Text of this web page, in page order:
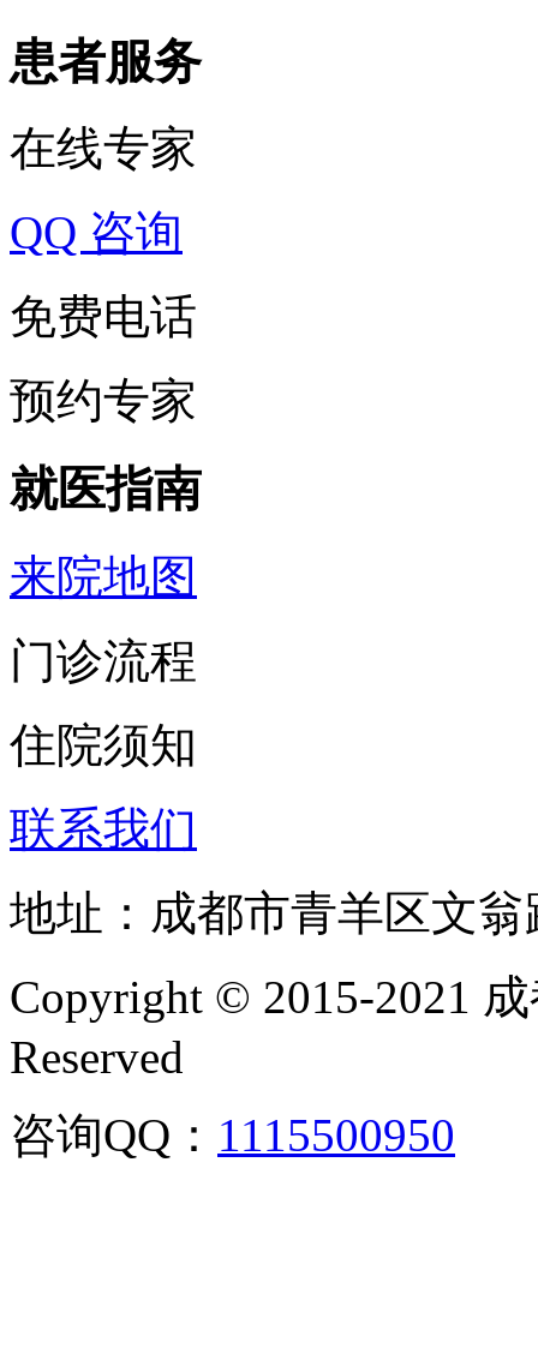
患者服务
在线专家
QQ 咨询
免费电话
预约专家
就医指南
来院地图
门诊流程
住院须知
联系我们
地址：成都市青羊区文
Copyright © 2015-2021
Reserved
咨询QQ： 1115500950